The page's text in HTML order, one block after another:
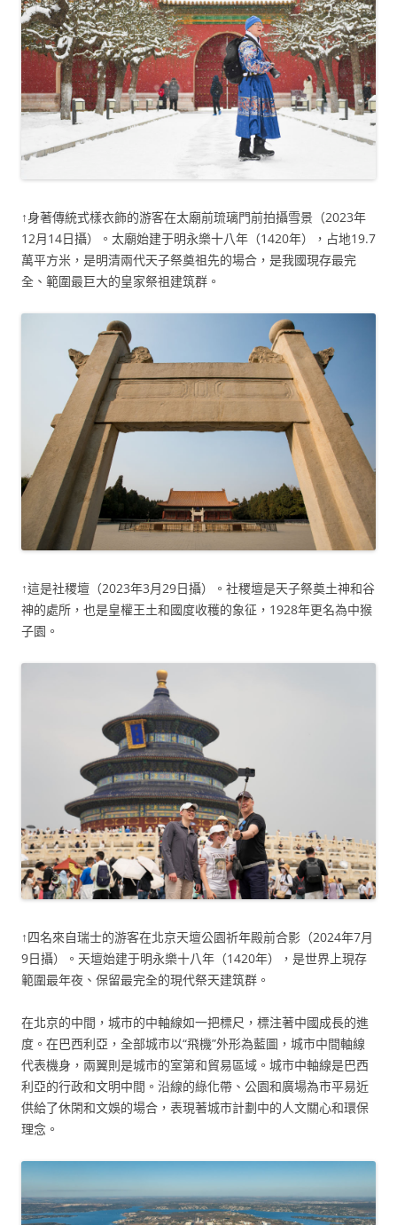
↑身著傳統式樣衣飾的游客在太廟前琉璃門前拍攝雪景（2023年
12月14日攝）。太廟始建于明永樂十八年（1420年），占地19.7
萬平方米，是明清兩代天子祭奠祖先的場合，是我國現存最完
全、範圍最巨大的皇家祭祖建筑群。
↑這是社稷壇（2023年3月29日攝）。社稷壇是天子祭奠土神和谷
神的處所，也是皇權王土和國度收穫的象征，1928年更名為中猴
子園。
↑四名來自瑞士的游客在北京天壇公園祈年殿前合影（2024年7月
9日攝）。天壇始建于明永樂十八年（1420年），是世界上現存
範圍最年夜、保留最完全的現代祭天建筑群。
在北京的中間，城市的中軸線如一把標尺，標注著中國成長的進
度。在巴西利亞，全部城市以“飛機”外形為藍圖，城市中間軸線
代表機身，兩翼則是城市的室第和貿易區域。城市中軸線是巴西
利亞的行政和文明中間。沿線的綠化帶、公園和廣場為市平易近
供給了休閑和文娛的場合，表現著城市計劃中的人文關心和環保
理念。